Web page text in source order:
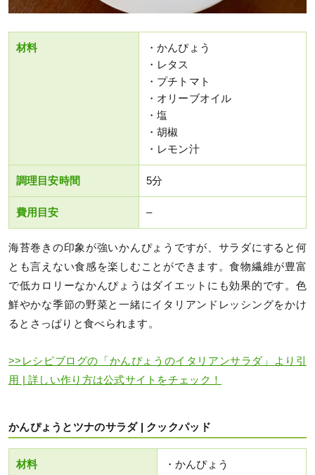
材料
・かんぴょう
・レタス
・プチトマト
・オリーブオイル
・塩
・胡椒
・レモン汁
調理目安時間 5分
費用目安 –
海苔巻きの印象が強いかんぴょうですが、サラダにすると何
とも言えない食感を楽しむことができます。食物繊維が豊富
で低カロリーなかんぴょうはダイエットにも効果的です。色
鮮やかな季節の野菜と一緒にイタリアンドレッシングをかけ
るとさっぱりと食べられます。
>>レシピブログの「かんぴょうのイタリアンサラダ」より引
用 | 詳しい作り方は公式サイトをチェック！
かんぴょうとツナのサラダ | クックパッド
材料
・かんぴょう